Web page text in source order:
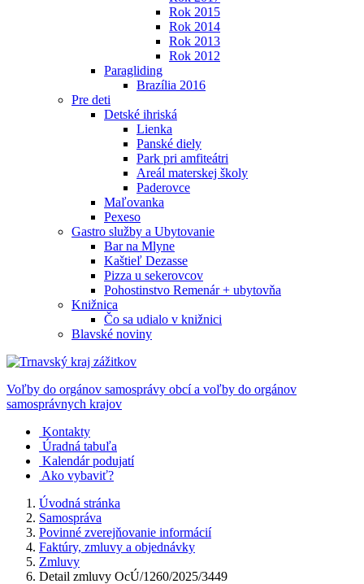
Rok 2015
Rok 2014
Rok 2013
Rok 2012
Paragliding
Brazília 2016
Pre deti
Detské ihriská
Lienka
Panské diely
Park pri amfiteátri
Areál materskej školy
Paderovce
Maľovanka
Pexeso
Gastro služby a Ubytovanie
Bar na Mlyne
Kaštieľ Dezasse
Pizza u sekerovcov
Pohostinstvo Remenár + ubytovňa
Knižnica
Čo sa udialo v knižnici
Blavské noviny
Voľby do orgánov samosprávy obcí a voľby do orgánov
samosprávnych krajov
Kontakty
Úradná tabuľa
Kalendár podujatí
Ako vybaviť?
Úvodná stránka
Samospráva
Povinné zverejňovanie informácií
Faktúry, zmluvy a objednávky
Zmluvy
Detail zmluvy OcÚ/1260/2025/3449